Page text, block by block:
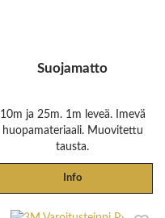
Suojamatto
10m ja 25m. 1m leveä. Imevä
huopamateriaali. Muovitettu
tausta.
Info